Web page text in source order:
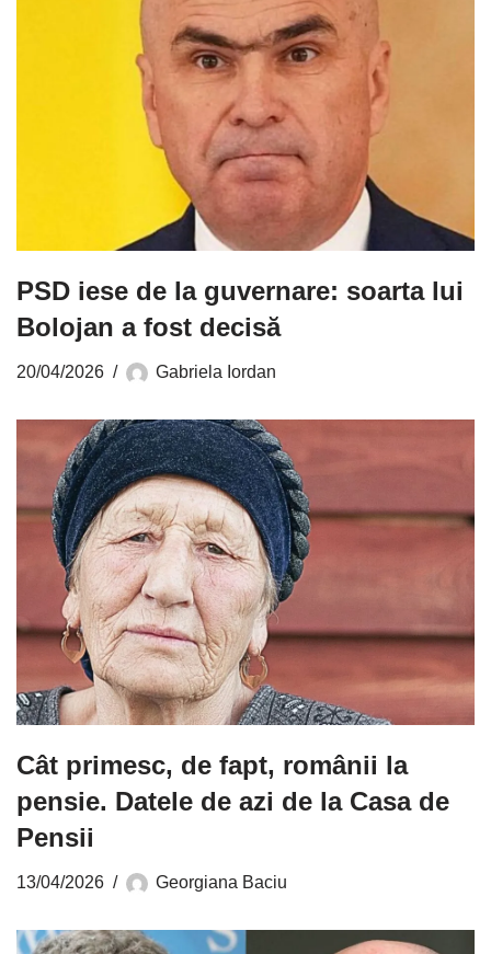
PSD iese de la guvernare: soarta lui
Bolojan a fost decisă
20/04/2026 Gabriela Iordan
Cât primesc, de fapt, românii la
pensie. Datele de azi de la Casa de
Pensii
13/04/2026 Georgiana Baciu